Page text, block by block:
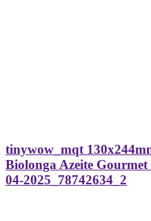
tinywow_mqt
Biolonga Azeite Gourmet
04-2025_78742634_2